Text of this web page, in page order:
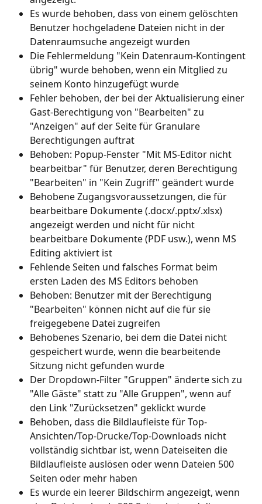
Es wurde behoben, dass von einem gelöschten
Benutzer hochgeladene Dateien nicht in der
Datenraumsuche angezeigt wurden
Die Fehlermeldung "Kein Datenraum-Kontingent
übrig" wurde behoben, wenn ein Mitglied zu
seinem Konto hinzugefügt wurde
Fehler behoben, der bei der Aktualisierung einer
Gast-Berechtigung von "Bearbeiten" zu
"Anzeigen" auf der Seite für Granulare
Berechtigungen auftrat
Behoben: Popup-Fenster "Mit MS-Editor nicht
bearbeitbar" für Benutzer, deren Berechtigung
"Bearbeiten" in "Kein Zugriff" geändert wurde
Behobene Zugangsvoraussetzungen, die für
bearbeitbare Dokumente (.docx/.pptx/.xlsx)
angezeigt werden und nicht für nicht
bearbeitbare Dokumente (PDF usw.), wenn MS
Editing aktiviert ist
Fehlende Seiten und falsches Format beim
ersten Laden des MS Editors behoben
Behoben: Benutzer mit der Berechtigung
"Bearbeiten" können nicht auf die für sie
freigegebene Datei zugreifen
Behobenes Szenario, bei dem die Datei nicht
gespeichert wurde, wenn die bearbeitende
Sitzung nicht gefunden wurde
Der Dropdown-Filter "Gruppen" änderte sich zu
"Alle Gäste" statt zu "Alle Gruppen", wenn auf
den Link "Zurücksetzen" geklickt wurde
Behoben, dass die Bildlaufleiste für Top-
Ansichten/Top-Drucke/Top-Downloads nicht
vollständig sichtbar ist, wenn Dateiseiten die
Bildlaufleiste auslösen oder wenn Dateien 500
Seiten oder mehr haben
Es wurde ein leerer Bildschirm angezeigt, wenn